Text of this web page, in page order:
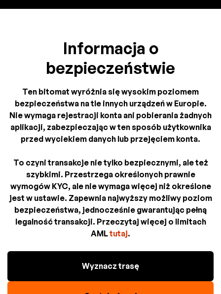
Informacja o
bezpieczeństwie
Ten bitomat wyróżnia się wysokim poziomem
bezpieczeństwa na tle innych urządzeń w Europie.
Nie wymaga rejestracji konta ani pobierania żadnych
aplikacji, zabezpieczając w ten sposób użytkownika
przed wyciekiem danych lub przejęciem konta.
To czyni transakcje nie tylko bezpiecznymi, ale też
szybkimi. Przestrzega określonych prawnie
wymogów KYC, ale nie wymaga więcej niż określone
jest w ustawie. Zapewnia najwyższy możliwy poziom
bezpieczeństwa, jednocześnie gwarantując pełną
legalność transakcji. Przeczytaj więcej o limitach
AMLtutaj.
Wyznacz trasę